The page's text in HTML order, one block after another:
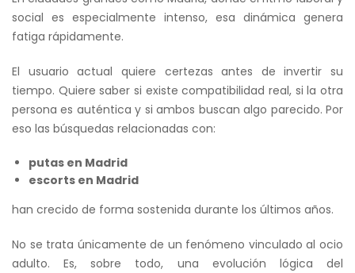
social es especialmente intenso, esa dinámica genera
fatiga rápidamente.
El usuario actual quiere certezas antes de invertir su
tiempo. Quiere saber si existe compatibilidad real, si la otra
persona es auténtica y si ambos buscan algo parecido. Por
eso las búsquedas relacionadas con:
putas en Madrid
escorts en Madrid
han crecido de forma sostenida durante los últimos años.
No se trata únicamente de un fenómeno vinculado al ocio
adulto. Es, sobre todo, una evolución lógica del